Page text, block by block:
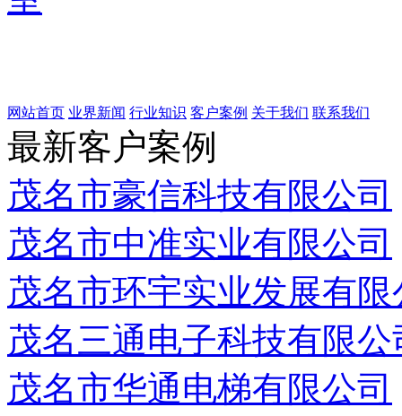
网站首页 业界新闻 行业知识 客户案例 关于我们 联系我们
最新客户案例
茂名市豪信科技有限公司
茂名市中准实业有限公司
茂名市环宇实业发展有限
茂名三通电子科技有限公
茂名市华通电梯有限公司